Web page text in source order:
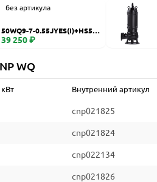
без артикула
50WQ9-7-0.55JYES(I)+HS50
WQ
39 250 ₽
WQ
Внутренний артикул
cnp021825
cnp021824
cnp022134
cnp021826